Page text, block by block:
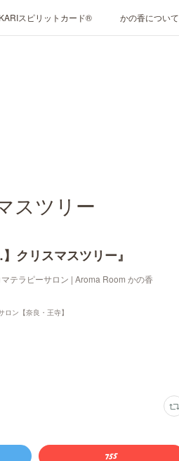
スピリットカード® かの香について
スツリー
クリスマスツリー』
テラピーサロン | Aroma Room かの香
ン【奈良・王寺】